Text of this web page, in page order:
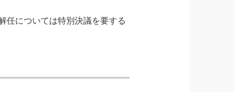
任については特別決議を要する